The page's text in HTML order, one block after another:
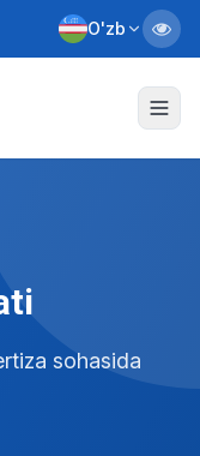
O'zb
sohasida